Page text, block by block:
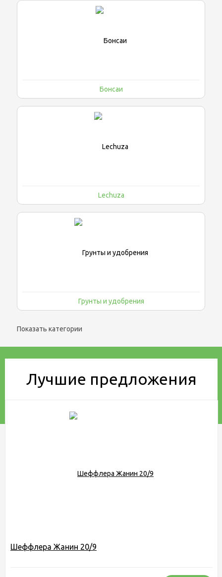
Бонсаи
Lechuza
Грунты и удобрения
Показать категории
Лучшие предложения
Шеффлера Жанин 20/9